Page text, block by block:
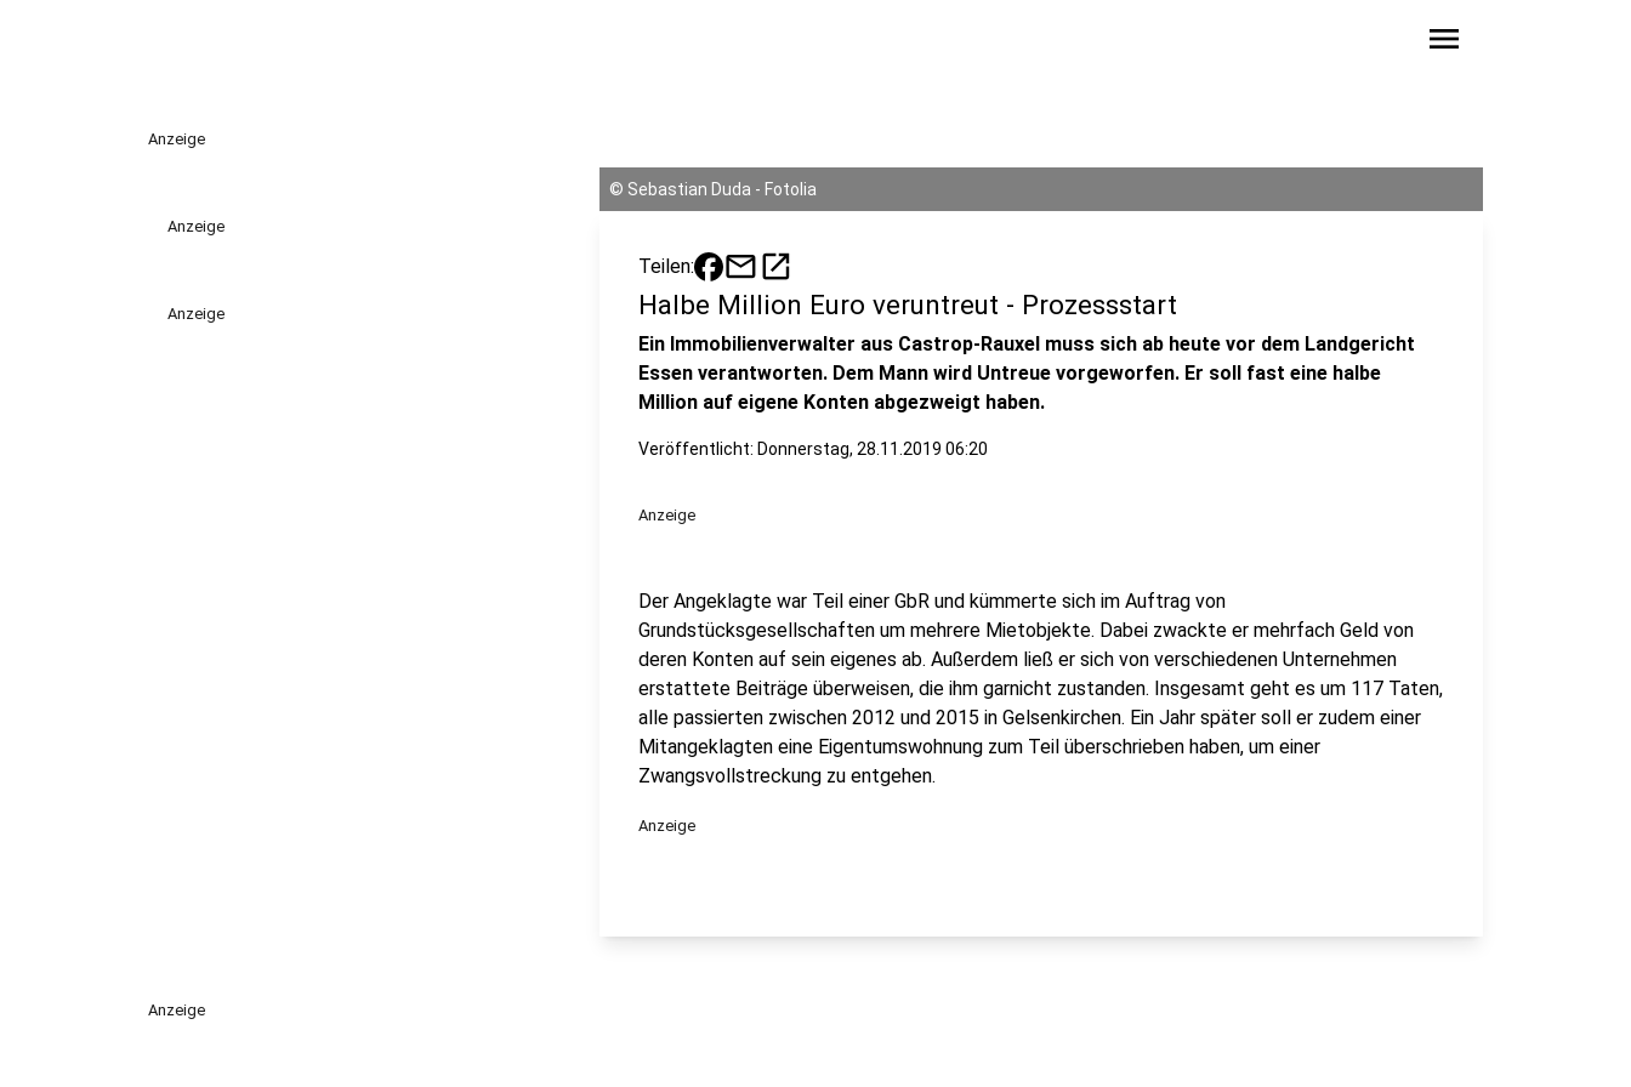
menu
Anzeige
Anzeige
Anzeige
© Sebastian Duda - Fotolia
Teilen: mailopen_in_new
Halbe Million Euro veruntreut - Prozessstart
Ein Immobilienverwalter aus Castrop-Rauxel muss sich ab heute vor dem Landgericht
Essen verantworten. Dem Mann wird Untreue vorgeworfen. Er soll fast eine halbe
Million auf eigene Konten abgezweigt haben.
Veröffentlicht: Donnerstag, 28.11.2019 06:20
Anzeige
Der Angeklagte war Teil einer GbR und kümmerte sich im Auftrag von
Grundstücksgesellschaften um mehrere Mietobjekte. Dabei zwackte er mehrfach Geld von
deren Konten auf sein eigenes ab. Außerdem ließ er sich von verschiedenen Unternehmen
erstattete Beiträge überweisen, die ihm garnicht zustanden. Insgesamt geht es um 117 Taten,
alle passierten zwischen 2012 und 2015 in Gelsenkirchen. Ein Jahr später soll er zudem einer
Mitangeklagten eine Eigentumswohnung zum Teil überschrieben haben, um einer
Zwangsvollstreckung zu entgehen.
Anzeige
Anzeige